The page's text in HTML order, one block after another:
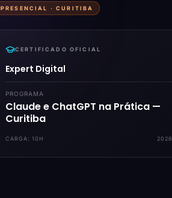
PRESENCIAL ·CURITIBA
CERTIFICADO OFICIAL
Expert Digital
PROGRAMA
Claude e ChatGPT na Prática —
Curitiba
CARGA:10H 2026